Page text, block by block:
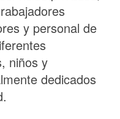
y personal de
niños y
dedicados